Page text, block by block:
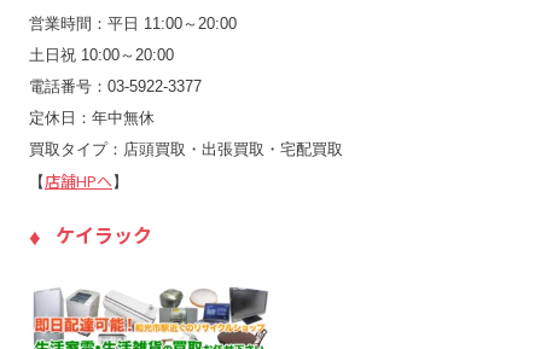
営業時間：平日 11:00～20:00
土日祝 10:00～20:00
電話番号：03-5922-3377
定休日：年中無休
買取タイプ：店頭買取・出張買取・宅配買取
【 店舗HPへ】
ケイラック